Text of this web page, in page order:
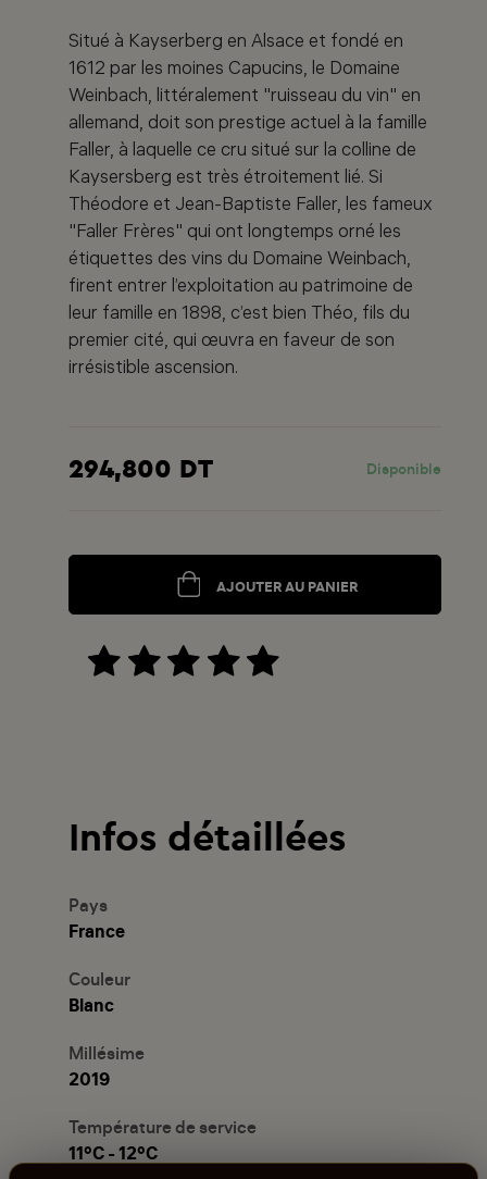
Situé à Kayserberg en Alsace et fondé en
1612 par les moines Capucins, le Domaine
Weinbach, littéralement "ruisseau du vin" en
allemand, doit son prestige actuel à la famille
Faller, à laquelle ce cru situé sur la colline de
Kaysersberg est très étroitement lié. Si
Théodore et Jean-Baptiste Faller, les fameux
"Faller Frères" qui ont longtemps orné les
étiquettes des vins du Domaine Weinbach,
firent entrer l’exploitation au patrimoine de
leur famille en 1898, c’est bien Théo, fils du
premier cité, qui œuvra en faveur de son
irrésistible ascension.
294,800 DT Disponible
AJOUTER AU PANIER
Infos détaillées
Pays
France
Couleur
Blanc
Millésime
2019
Température de service
11°C - 12°C